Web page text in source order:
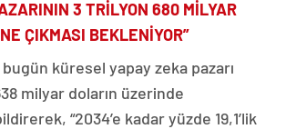
3 TRİLYON 680 MİLYAR
ÇIKMASI BEKLENİYOR”
küresel yapay zeka pazarı
milyar doların üzerinde
“2034’e kadar yüzde 19,1’lik